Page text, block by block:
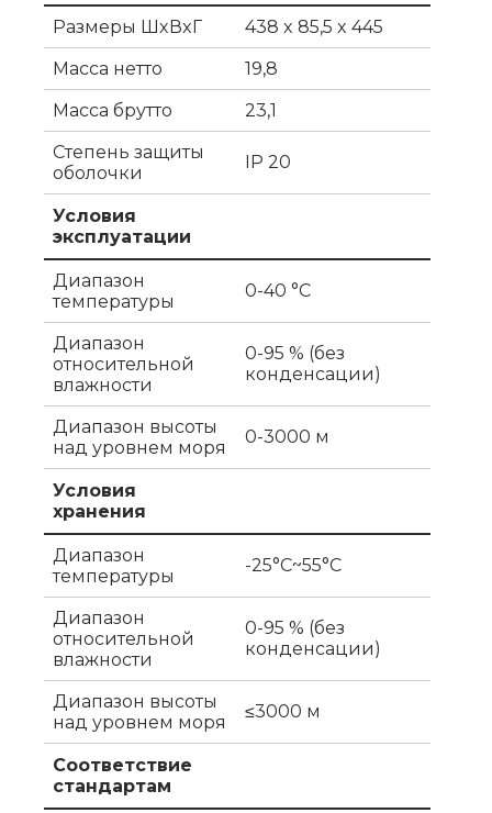
Размеры ШxВxГ
438 x 85,5 x 445
Масса нетто
19,8
Масса брутто
23,1
Степень защиты
оболочки
IP 20
Условия
эксплуатации
Диапазон
температуры
0-40 °C
Диапазон
относительной
влажности
0-95 % (без
конденсации)
Диапазон высоты
над уровнем моря
0-3000 м
Условия
хранения
Диапазон
температуры
-25°C~55°C
Диапазон
относительной
влажности
0-95 % (без
конденсации)
Диапазон высоты
над уровнем моря
≤3000 м
Соответствие
стандартам